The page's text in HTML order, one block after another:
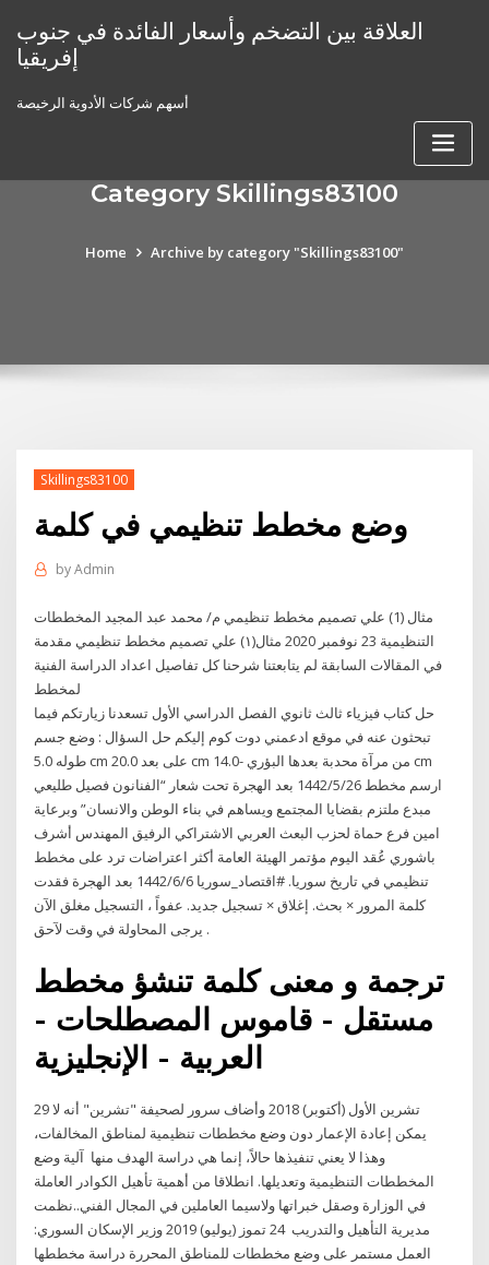
content
العلاقة بين التضخم وأسعار الفائدة في جنوب
إفريقيا
أسهم شركات الأدوية الرخيصة
Category Skillings83100
Home Archive by category "Skillings83100"
Skillings83100
وضع مخطط تنظيمي في كلمة
byAdmin
مثال (1) علي تصميم مخطط تنظيمي م/ محمد عبد المجيد المخططات
التنظيمية 23 نوفمبر 2020 مثال(١) علي تصميم مخطط تنظيمي مقدمة
في المقالات السابقة لم يتابعتنا شرحنا كل تفاصيل اعداد الدراسة الفنية
لمخطط
حل كتاب فيزياء ثالث ثانوي الفصل الدراسي الأول تسعدنا زيارتكم فيما
تبحثون عنه في موقع ادعمني دوت كوم إليكم حل السؤال : وضع جسم
طوله 5.0 cm على بعد 20.0 cm من مرآة محدبة بعدها البؤري -14.0 cm
ارسم مخطط 26‏‏/5‏‏/1442 بعد الهجرة تحت شعار “الفنانون فصيل طليعي
مبدع ملتزم بقضايا المجتمع ويساهم في بناء الوطن والانسان” وبرعاية
امين فرع حماة لحزب البعث العربي الاشتراكي الرفيق المهندس أشرف
باشوري عُقد اليوم مؤتمر الهيئة العامة أكثر اعتراضات ترد على مخطط
تنظيمي في تاريخ سوريا. #اقتصاد_سوريا 6‏‏/6‏‏/1442 بعد الهجرة فقدت
كلمة المرور × بحث. إغلاق × تسجيل جديد. عفواً ، التسجيل مغلق الآن
يرجى المحاولة في وقت لآحق .
ترجمة و معنى كلمة تنشؤ مخطط
مستقل - قاموس المصطلحات -
العربية - الإنجليزية
29 تشرين الأول (أكتوبر) 2018 وأضاف سرور لصحيفة "تشرين" أنه لا
يمكن إعادة الإعمار دون وضع مخططات تنظيمية لمناطق المخالفات،
وهذا لا يعني تنفيذها حالاً، إنما هي دراسة الهدف منها آلية وضع
المخططات التنظيمية وتعديلها. انطلاقا من أهمية تأهيل الكوادر العاملة
في الوزارة وصقل خبراتها ولاسيما العاملين في المجال الفني..نظمت
مديرية التأهيل والتدريب 24 تموز (يوليو) 2019 وزير الإسكان السوري:
العمل مستمر على وضع مخططات للمناطق المحررة دراسة مخططها